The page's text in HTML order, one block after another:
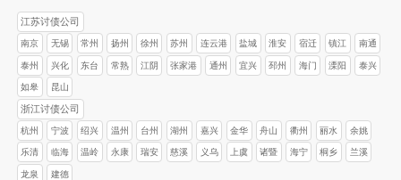
江苏讨债公司
南京 无锡 常州 扬州 徐州 苏州 连云港 盐城 淮安 宿迁 镇江 南通
泰州 兴化 东台 常熟 江阴 张家港 通州 宜兴 邳州 海门 溧阳 泰兴
如皋 昆山
浙江讨债公司
杭州 宁波 绍兴 温州 台州 湖州 嘉兴 金华 舟山 衢州 丽水 余姚
乐清 临海 温岭 永康 瑞安 慈溪 义乌 上虞 诸暨 海宁 桐乡 兰溪
龙泉 建德